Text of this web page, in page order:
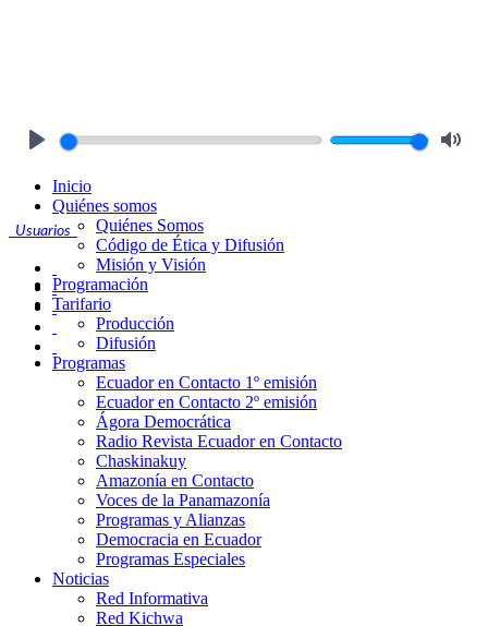
Usuarios
Inicio
Quiénes somos
Quiénes Somos
Código de Ética y Difusión
Misión y Visión
Programación
Tarifario
Producción
Difusión
Programas
Ecuador en Contacto 1º emisión
Ecuador en Contacto 2º emisión
Ágora Democrática
Radio Revista Ecuador en Contacto
Chaskinakuy
Amazonía en Contacto
Voces de la Panamazonía
Programas y Alianzas
Democracia en Ecuador
Programas Especiales
Noticias
Red Informativa
Red Kichwa